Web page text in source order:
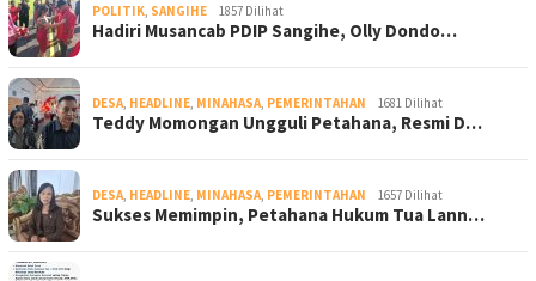
POLITIK, SANGIHE 1857 Dilihat
Hadiri Musancab PDIP Sangihe, Olly Dondo…
DESA, HEADLINE, MINAHASA, PEMERINTAHAN 1681 Dilihat
Teddy Momongan Ungguli Petahana, Resmi D…
DESA, HEADLINE, MINAHASA, PEMERINTAHAN 1657 Dilihat
Sukses Memimpin, Petahana Hukum Tua Lann…